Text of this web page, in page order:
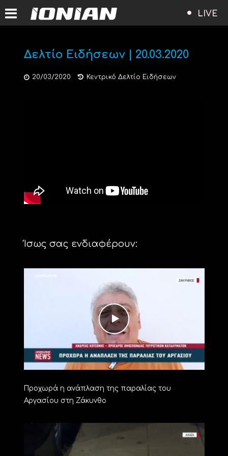
LIVE
Δελτίο Ειδήσεων | 20.03.2020
20/03/2020 Κεντρικό Δελτίο Ειδήσεων
Ίσως σας ενδιαφέρουν:
Προχωρά η ανάπλαση της παραλίας του
Αργασίου στη Ζάκυνθο